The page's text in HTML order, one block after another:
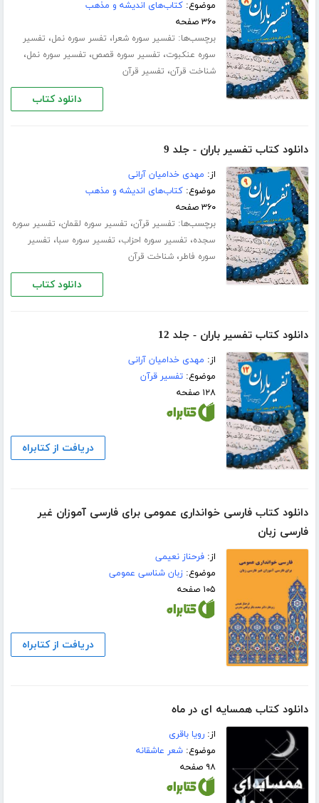
موضوع:کتاب‌های اندیشه و مذهب
۳۶۰ صفحه
برچسب‌ها: تفسیر سوره شعرا، تفسر سوره نمل، تفسیر
سوره عنکبوت، تفسیر سوره قصص، تفسیر سوره نمل،
شناخت قرآن، تفسیر قرآن
دانلود کتاب
دانلود کتاب تفسیر باران - جلد 9
از: مهدی خدامیان آرانی
موضوع:کتاب‌های اندیشه و مذهب
۳۶۰ صفحه
برچسب‌ها: تفسیر قرآن، تفسیر سوره لقمان، تفسیر سوره
سجده، تفسیر سوره احزاب، تفسیر سوره سبا، تفسیر
سوره فاطر،شناخت قرآن
دانلود کتاب
دانلود کتاب تفسیر باران - جلد 12
از: مهدی خدامیان آرانی
موضوع:تفسیر قرآن
۱۲۸ صفحه
دریافت از کتابراه
دانلود کتاب فارسی خوانداری عمومی برای فارسی آموزان غیر
فارسی زبان
از:فرحناز نعیمی
موضوع:زبان شناسی عمومی
۱۰۵ صفحه
دریافت از کتابراه
دانلود کتاب همسایه ای در ماه
از:رویا باقری
موضوع:شعر عاشقانه
۹۸ صفحه